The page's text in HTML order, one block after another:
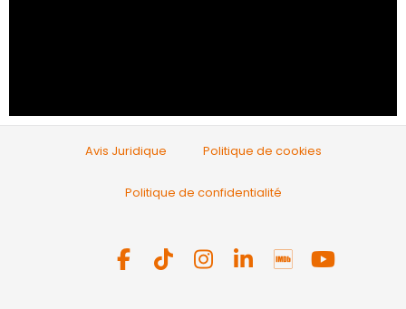
Avis Juridique Politique de cookies
Politique de confidentialité